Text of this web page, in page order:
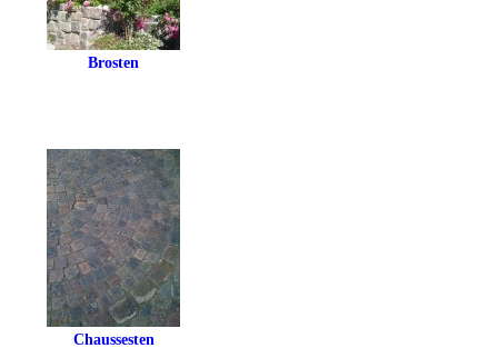
Brosten
Chaussesten